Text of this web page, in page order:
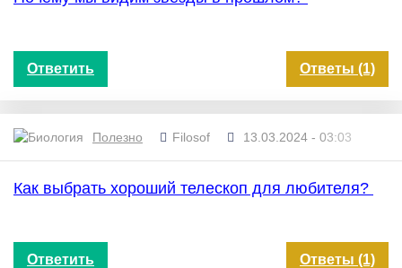
Ответить Ответы (1)
Полезно Filosof 13.03.2024 - 03:03
Как выбрать хороший телескоп для любителя?
Ответить Ответы (1)